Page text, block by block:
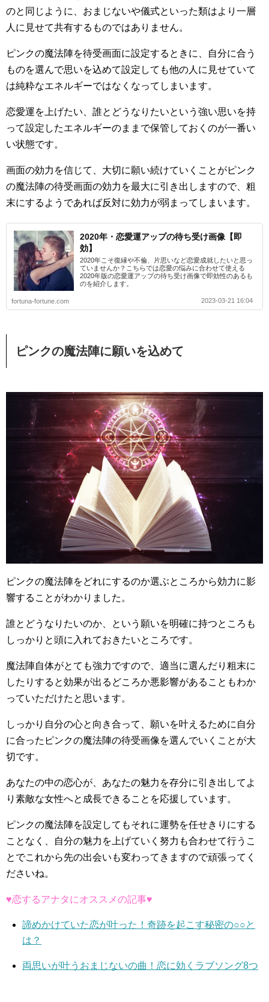
のと同じように、おまじないや儀式といった類はより一層
人に見せて共有するものではありません。
ピンクの魔法陣を待受画面に設定するときに、自分に合う
ものを選んで思いを込めて設定しても他の人に見せていて
は純粋なエネルギーではなくなってしまいます。
恋愛運を上げたい、誰とどうなりたいという強い思いを持
って設定したエネルギーのままで保管しておくのが一番い
い状態です。
画面の効力を信じて、大切に願い続けていくことがピンク
の魔法陣の待受画面の効力を最大に引き出しますので、粗
末にするようであれば反対に効力が弱まってしまいます。
2020年・恋愛運アップの待ち受け画像【即
効】
2020年こそ復縁や不倫、片思いなど恋愛成就したいと思っ
ていませんか？こちらでは恋愛の悩みに合わせて使える
2020年版の恋愛運アップの待ち受け画像で即効性のあるも
のを紹介します。
fortuna-fortune.com 2023-03-21 16:04
ピンクの魔法陣に願いを込めて
ピンクの魔法陣をどれにするのか選ぶところから効力に影
響することがわかりました。
誰とどうなりたいのか、という願いを明確に持つところも
しっかりと頭に入れておきたいところです。
魔法陣自体がとても強力ですので、適当に選んだり粗末に
したりすると効果が出るどころか悪影響があることもわか
っていただけたと思います。
しっかり自分の心と向き合って、願いを叶えるために自分
に合ったピンクの魔法陣の待受画像を選んでいくことが大
切です。
あなたの中の恋心が、あなたの魅力を存分に引き出してよ
り素敵な女性へと成長できることを応援しています。
ピンクの魔法陣を設定してもそれに運勢を任せきりにする
ことなく、自分の魅力を上げていく努力も合わせて行うこ
とでこれから先の出会いも変わってきますので頑張ってく
ださいね。
♥恋するアナタにオススメの記事♥
諦めかけていた恋が叶った！奇跡を起こす秘密の○○と
は？
両思いが叶うおまじないの曲！恋に効くラブソング8つ